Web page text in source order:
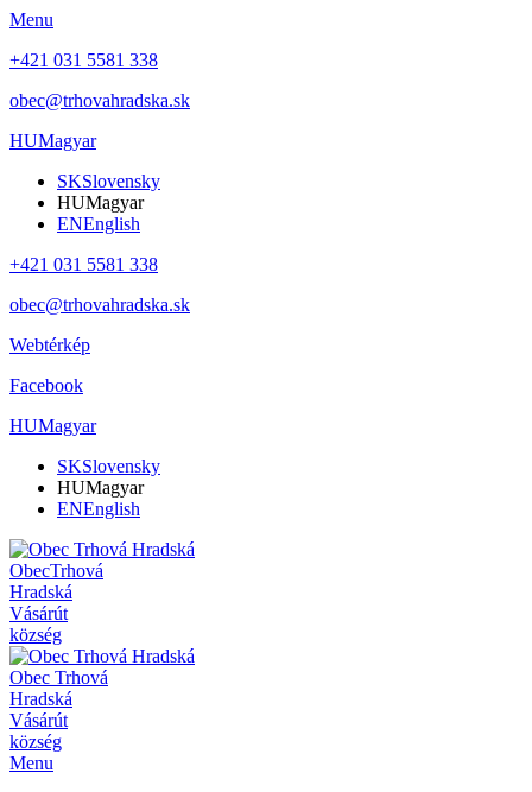
Menu
+421 031 5581 338
obec@trhovahradska.sk
HUMagyar
SKSlovensky
HUMagyar
ENEnglish
+421 031 5581 338
obec@trhovahradska.sk
Webtérkép
Facebook
HUMagyar
SKSlovensky
HUMagyar
ENEnglish
ObecTrhová
Hradská
Vásárút
község
Obec Trhová
Hradská
Vásárút
község
Menu